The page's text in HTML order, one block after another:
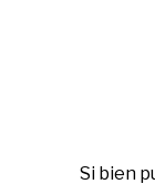
Si bien